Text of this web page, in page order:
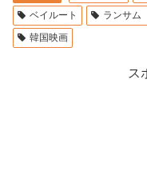
ベイルート
ランサ
韓国映画
ス